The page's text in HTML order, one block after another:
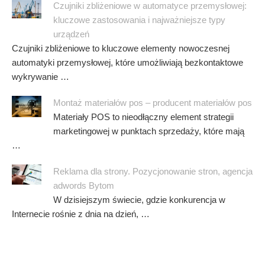
Czujniki zbliżeniowe w automatyce przemysłowej:
kluczowe zastosowania i najważniejsze typy
urządzeń
Czujniki zbliżeniowe to kluczowe elementy nowoczesnej
automatyki przemysłowej, które umożliwiają bezkontaktowe
wykrywanie …
Montaż materiałów pos – producent materiałów pos
Materiały POS to nieodłączny element strategii
marketingowej w punktach sprzedaży, które mają
…
Reklama dla strony. Pozycjonowanie stron, agencja
adwords Bytom
W dzisiejszym świecie, gdzie konkurencja w
Internecie rośnie z dnia na dzień, …